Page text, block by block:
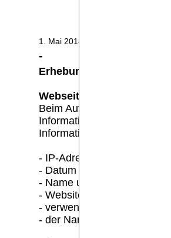
1. Mai 2018, Puderbach
-
Erhebung und
Webseite:
Beim Aufrufen unserer
Informationen an den
Informationen werden
- IP-Adresse des
- Datum und Uhrzeit des
- Name und URL der
- Website, von der aus der
- verwendeter Browser und
- der Name Ihres Access-